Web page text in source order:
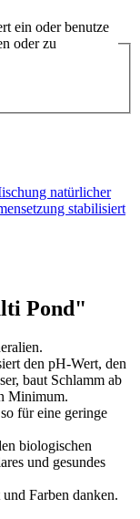
ein oder benutze
oder zu
natürlicher
stabilisiert
Pond"
den pH-Wert, den
baut Schlamm ab
Minimum.
für eine geringe
biologischen
und gesundes
Farben danken.